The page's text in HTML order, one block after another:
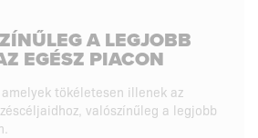
A LEGJOBB
EGÉSZ PIACON
tökéletesen illenek az
valószínűleg a legjobb